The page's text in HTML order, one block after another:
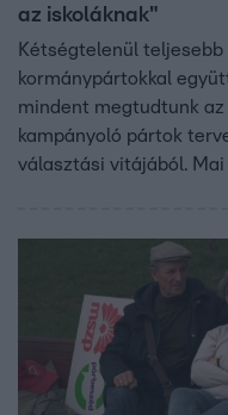
az iskoláknak"
Kétségtelenül
kormánypártokkal
mindent megtudtunk
kampányoló pártok
választási vitájából.